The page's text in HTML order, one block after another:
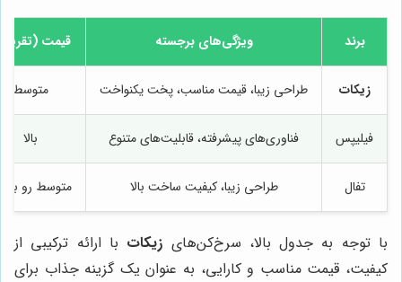
برند ویژگی‌های برجسته قیمت
زیکات طراحی زیبا، قیمت مناسب، پخت یکنواخت متوسط
فیلیپس فناوری‌های پیشرفته، قابلیت‌های متنوع بالا
تفال طراحی زیبا، کیفیت ساخت بالا متوسط رو به
با توجه به جدول بالا، سرخ‌کن‌های زیکات با ارائه ترکیبی از
کیفیت، قیمت مناسب و کارایی، به عنوان یک گزینه جذاب برای